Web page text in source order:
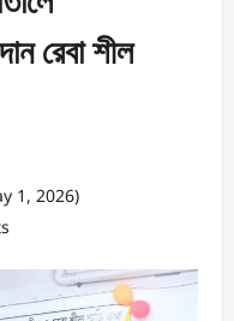
রেবা শীল
1, 2026)